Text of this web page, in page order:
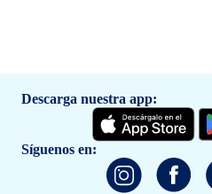
Descarga nuestra app:
Síguenos en: